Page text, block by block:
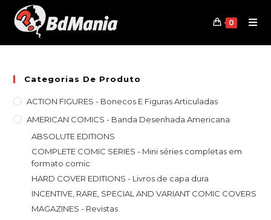
content
0
Categorias De Produto
ACTION FIGURES - Bonecos E Figuras Articuladas
AMERICAN COMICS - Banda Desenhada Americana
ABSOLUTE EDITIONS
COMPLETE COMIC SERIES - Mini séries completas em
formato comic
HARD COVER EDITIONS - Livros de capa dura
INCENTIVE, RARE, SPECIAL AND VARIANT COMIC COVERS
MAGAZINES - Revistas